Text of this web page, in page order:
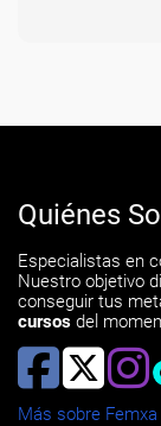
Quiénes
Especialistas en
Nuestro objetivo
conseguir tus
cursos del
Más sobre Femxa